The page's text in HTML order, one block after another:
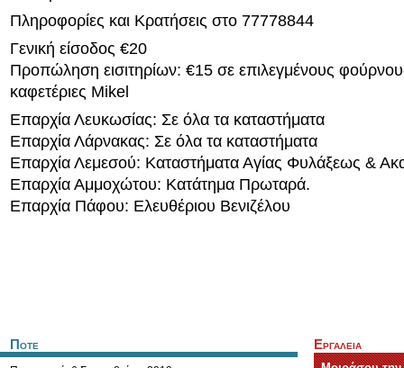
Πληροφορίες και Κρατήσεις στο 77778844
Γενική είσοδος €20
Προπώληση εισιτηρίων: €15 σε επιλεγμένους
καφετέριες Mikel
Επαρχία Λευκωσίας: Σε όλα τα καταστήματα
Επαρχία Λάρνακας: Σε όλα τα καταστήματα
Επαρχία Λεμεσού: Καταστήματα Αγίας Φυλάξεως &
Επαρχία Αμμοχώτου: Κατάτημα Πρωταρά.
Επαρχία Πάφου: Ελευθέριου Βενιζέλου
Ποτε Εργαλεια